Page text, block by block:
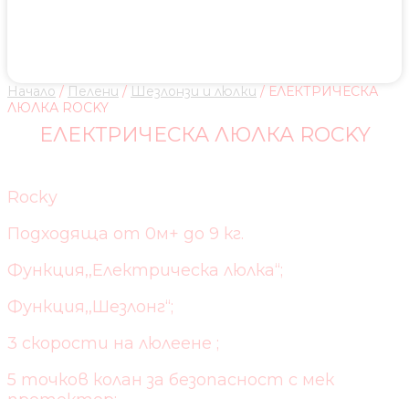
Начало / Пелени / Шезлонзи и люлки / ЕЛЕКТРИЧЕСКА
ЛЮЛКА ROCKY
ЕЛЕКТРИЧЕСКА ЛЮЛКА ROCKY
Rocky
Подходяща от 0м+ до 9 кг.
Функция,,Електрическа люлка“;
Функция,,Шезлонг“;
3 скорости на люлеене ;
5 точков колан за безопасност с мек